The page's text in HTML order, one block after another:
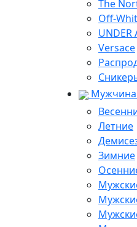
The
Off-
UNDER
Versace
Летние
Зимние